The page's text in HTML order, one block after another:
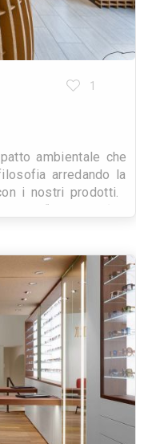
1
ambientale che
arredando la
i nostri prodotti.
“galambra�